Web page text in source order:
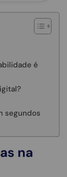
é
segundos
na